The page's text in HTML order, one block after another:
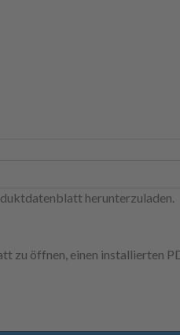
herunterzuladen.
zu öffnen, einen installierten